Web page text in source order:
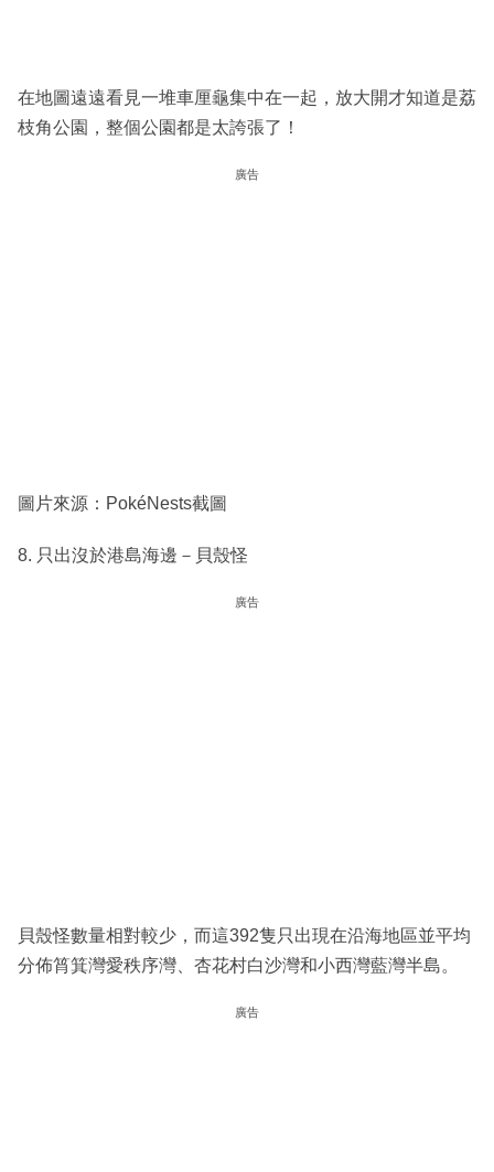
在地圖遠遠看見一堆車厘龜集中在一起，放大開才知道是荔
枝角公園，整個公園都是太誇張了！
廣告
圖片來源：PokéNests截圖
8. 只出沒於港島海邊－貝殼怪
廣告
貝殼怪數量相對較少，而這392隻只出現在沿海地區並平均
分佈筲箕灣愛秩序灣、杏花村白沙灣和小西灣藍灣半島。
廣告